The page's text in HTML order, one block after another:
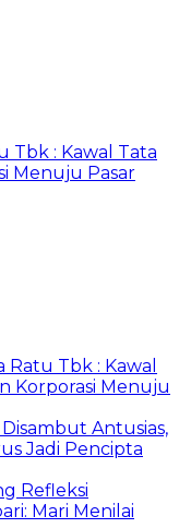
Tbk : Kawal Tata
Menuju Pasar
Ratu Tbk : Kawal
Korporasi Menuju
Antusias,
Jadi Pencipta
Refleksi
Mari Menilai